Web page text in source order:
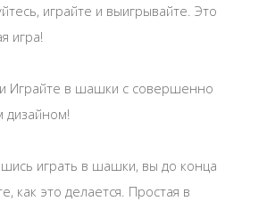
играйте и выигрывайте. Это
игра!
Играйте в шашки с совершенно
играть в шашки, вы до конца
как это делается. Простая в